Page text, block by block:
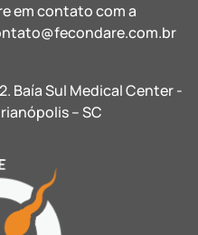
em contato com a
Baía Sul Medical Center -
– SC